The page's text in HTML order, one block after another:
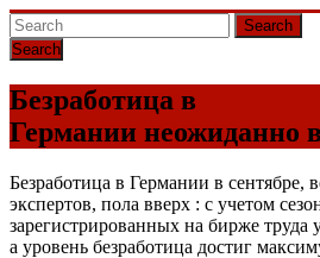
Search
Безработица в
Германии неожиданно
Безработица в Германии в сентябре,
экспертов, пола вверх : с учетом
зарегистрированных на бирже труда
а уровень безработица достиг